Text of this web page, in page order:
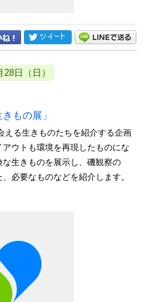
日（日）
もの展」
る生きものたちを紹介する企画
ウトも環境を再現したものにな
生きものを展示し、磯観察の
必要なものなどを紹介します。